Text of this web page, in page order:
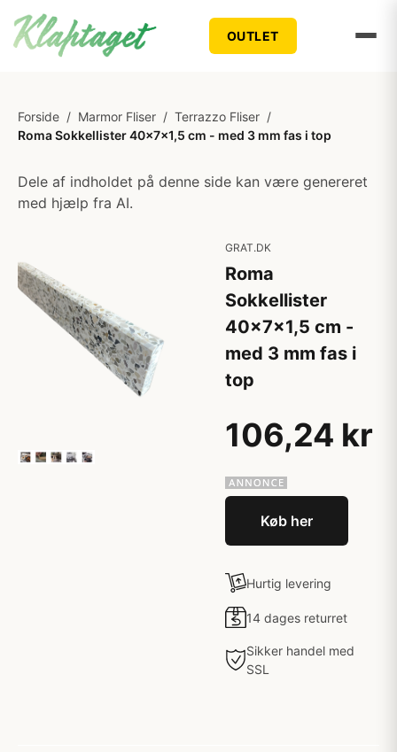
OUTLET
Forside / Marmor Fliser / Terrazzo Fliser /
Roma Sokkellister 40x7x1,5 cm - med 3 mm fas i top
Dele af indholdet på denne side kan være genereret
med hjælp fra AI.
GRAT.DK
Roma
Sokkellister
40x7x1,5 cm -
med 3 mm fas i
top
106,24 kr
Køb her
Hurtig levering
14 dages returret
Sikker handel med
SSL